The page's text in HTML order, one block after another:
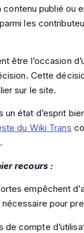
contenu publié ou
les
être l’occasion
Cette
sur le site.
état d’esprit
du Wiki Trans
recours :
empêchent
pour
compte